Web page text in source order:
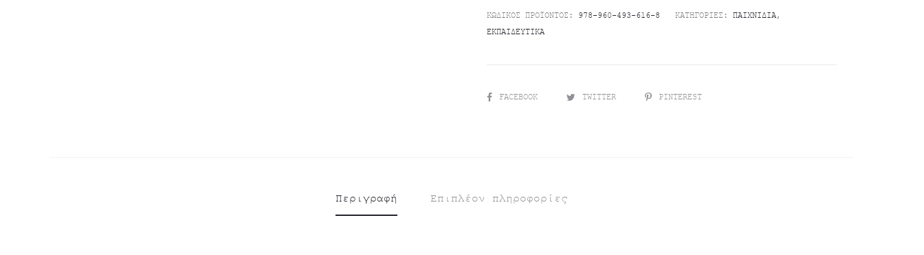
ΚΩΔΙΚΌΣ ΠΡΟΪΌΝΤΟΣ: 978-960-493-616-8 ΚΑΤΗΓΟΡΊΕΣ:ΠΑΙΧΝΊΔΙΑ,
ΕΚΠΑΙΔΕΥΤΙΚΆ
SHAREFACEBOOK TWITTER PINTEREST
Περιγραφή Επιπλέον πληροφορίες